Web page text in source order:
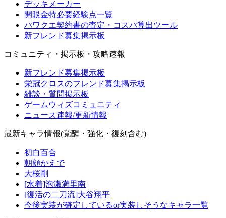
デッキメーカー
開眼金特必要経験点一覧
パワクエ契約書の査定・コスパ算出ツール
新フレンド募集掲示板
コミュニティ・掲示板・攻略速報
新フレンド募集掲示板
栄冠クロスのフレンド募集掲示板
雑談・質問掲示板
ゲームウィズコミュニティ
ニュース速報/更新情報
最新キャラ情報(覚醒・強化・復刻含む)
初白百合
朝顔かえで
大桜剛
[水着]泡瀬満里南
[復活の二刀流]大谷翔平
今後実装が確定しているor実装しそうなキャラ一覧